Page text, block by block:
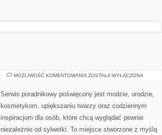
MOŻLIWOŚĆ KOMENTOWANIA PORADNIK
ZOSTAŁA WYŁĄCZONA
Serwis poradnikowy poświęcony jest modzie, urodzie,
kosmetykom, upiększaniu twarzy oraz codziennym
inspiracjom dla osób, które chcą wyglądać pewnie
niezależnie od sylwetki. To miejsce stworzone z myślą